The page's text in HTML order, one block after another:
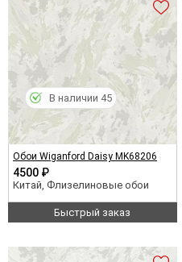
Обои Wiganford Daisy MK68206
4500 ₽
Китай, Флизелиновые обои
Быстрый заказ
В наличии 45